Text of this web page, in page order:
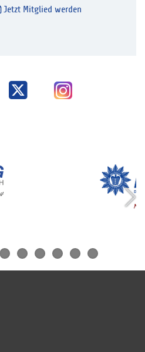
Jetzt Mitglied werden